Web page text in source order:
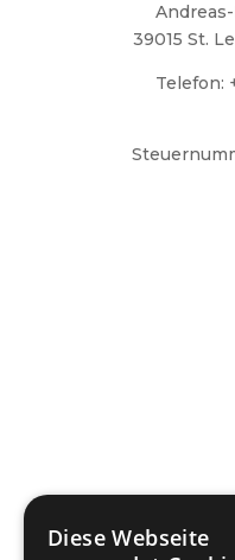
39015 St.
Telefon:
Diese Webseite